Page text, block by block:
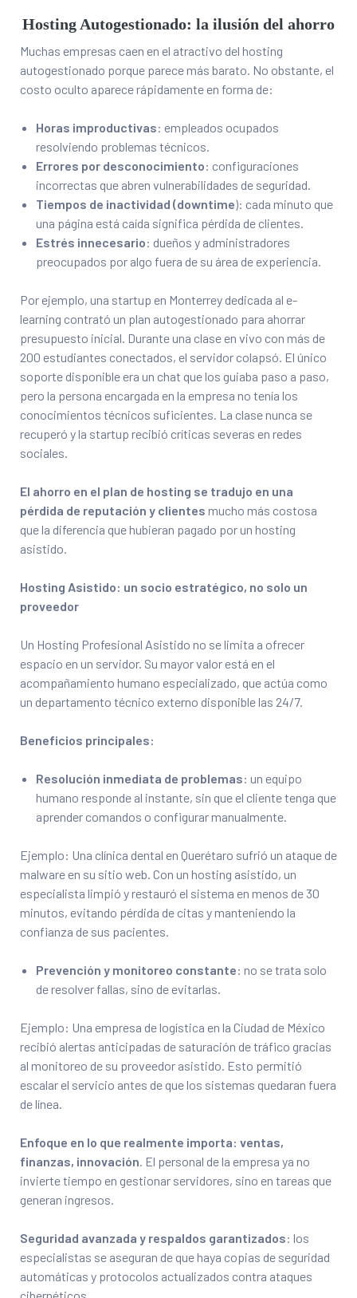
Hosting Autogestionado: la ilusión del ahorro
Muchas empresas caen en el atractivo del hosting
autogestionado porque parece más barato. No obstante, el
costo oculto aparece rápidamente en forma de:
Horas improductivas: empleados ocupados
resolviendo problemas técnicos.
Errores por desconocimiento: configuraciones
incorrectas que abren vulnerabilidades de seguridad.
Tiempos de inactividad (downtime): cada minuto que
una página está caída significa pérdida de clientes.
Estrés innecesario: dueños y administradores
preocupados por algo fuera de su área de experiencia.
Por ejemplo, una startup en Monterrey dedicada al e-
learning contrató un plan autogestionado para ahorrar
presupuesto inicial. Durante una clase en vivo con más de
200 estudiantes conectados, el servidor colapsó. El único
soporte disponible era un chat que los guiaba paso a paso,
pero la persona encargada en la empresa no tenía los
conocimientos técnicos suficientes. La clase nunca se
recuperó y la startup recibió críticas severas en redes
sociales.
El ahorro en el plan de hosting se tradujo en una
pérdida de reputación y clientes mucho más costosa
que la diferencia que hubieran pagado por un hosting
asistido.
Hosting Asistido: un socio estratégico, no solo un
proveedor
Un Hosting Profesional Asistido no se limita a ofrecer
espacio en un servidor. Su mayor valor está en el
acompañamiento humano especializado, que actúa como
un departamento técnico externo disponible las 24/7.
Beneficios principales:
Resolución inmediata de problemas: un equipo
humano responde al instante, sin que el cliente tenga que
aprender comandos o configurar manualmente.
Ejemplo: Una clínica dental en Querétaro sufrió un ataque de
malware en su sitio web. Con un hosting asistido, un
especialista limpió y restauró el sistema en menos de 30
minutos, evitando pérdida de citas y manteniendo la
confianza de sus pacientes.
Prevención y monitoreo constante: no se trata solo
de resolver fallas, sino de evitarlas.
Ejemplo: Una empresa de logística en la Ciudad de México
recibió alertas anticipadas de saturación de tráfico gracias
al monitoreo de su proveedor asistido. Esto permitió
escalar el servicio antes de que los sistemas quedaran fuera
de línea.
Enfoque en lo que realmente importa: ventas,
finanzas, innovación. El personal de la empresa ya no
invierte tiempo en gestionar servidores, sino en tareas que
generan ingresos.
Seguridad avanzada y respaldos garantizados: los
especialistas se aseguran de que haya copias de seguridad
automáticas y protocolos actualizados contra ataques